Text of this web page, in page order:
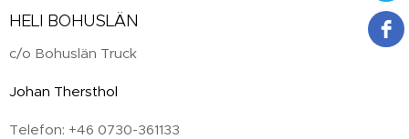
HELI BOHUSLÄN
c/o Bohuslän Truck
Johan Thersthol
Telefon: +46 0730-361133